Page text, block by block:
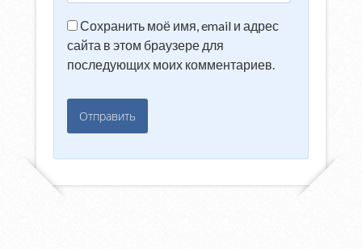
Сохранить моё имя, email и адрес
сайта в этом браузере для
последующих моих комментариев.